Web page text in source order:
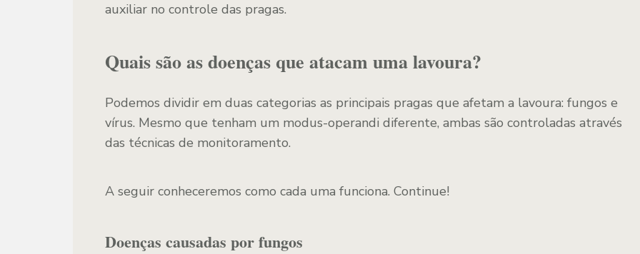
auxiliar no controle das pragas.
Quais são as doenças que atacam uma lavoura?
Podemos dividir em duas categorias as principais pragas que afetam a lavoura: fungos e
vírus. Mesmo que tenham um modus-operandi diferente, ambas são controladas através
das técnicas de monitoramento.
A seguir conheceremos como cada uma funciona. Continue!
Doenças causadas por fungos